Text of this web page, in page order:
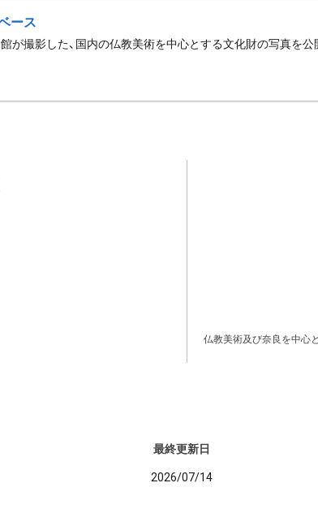
ース
が撮影した、国内の仏教美術を中心とする文化財の写真を公
仏教美術及び奈良を中心
最終更新日
2026/07/14